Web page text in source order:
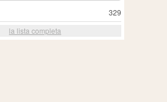
329
la lista completa